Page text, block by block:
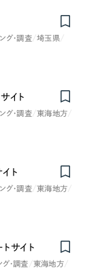
グ・調査
埼玉県
イト
グ・調査
東海地方
ト
グ・調査
東海地方
サイト
グ・調査
東海地方